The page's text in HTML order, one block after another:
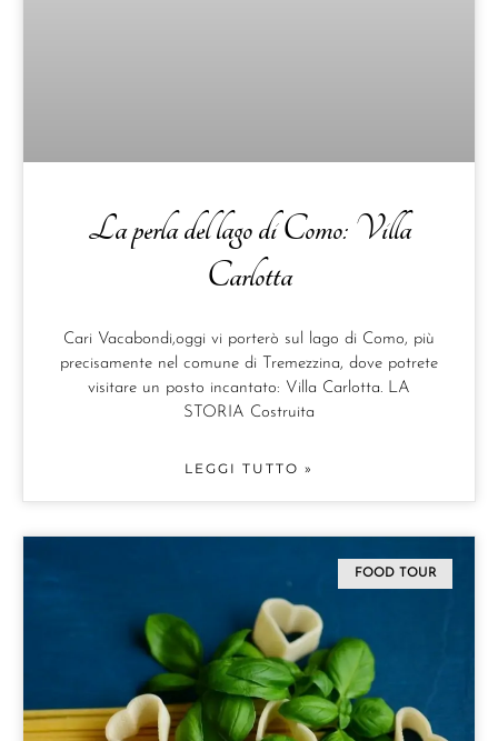
La perla del lago di Como: Villa
Carlotta
Cari Vacabondi,oggi vi porterò sul lago di Como, più
precisamente nel comune di Tremezzina, dove potrete
visitare un posto incantato: Villa Carlotta. LA
STORIA Costruita
LEGGI TUTTO »
FOOD TOUR